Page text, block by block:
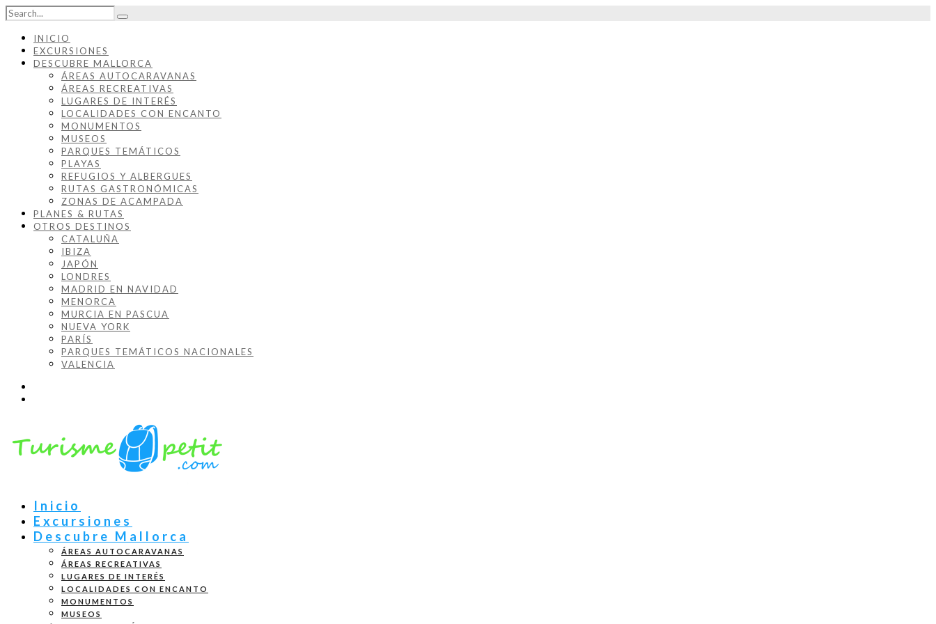
INICIO
EXCURSIONES
DESCUBRE MALLORCA
ÁREAS AUTOCARAVANAS
ÁREAS RECREATIVAS
LUGARES DE INTERÉS
LOCALIDADES CON ENCANTO
MONUMENTOS
MUSEOS
PARQUES TEMÁTICOS
PLAYAS
REFUGIOS Y ALBERGUES
RUTAS GASTRONÓMICAS
ZONAS DE ACAMPADA
PLANES & RUTAS
OTROS DESTINOS
CATALUÑA
IBIZA
JAPÓN
LONDRES
MADRID EN NAVIDAD
MENORCA
MURCIA EN PASCUA
NUEVA YORK
PARÍS
PARQUES TEMÁTICOS NACIONALES
VALENCIA
Inicio
Excursiones
Descubre Mallorca
ÁREAS AUTOCARAVANAS
ÁREAS RECREATIVAS
LUGARES DE INTERÉS
LOCALIDADES CON ENCANTO
MONUMENTOS
MUSEOS